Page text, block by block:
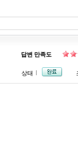
답변 만족도
상태